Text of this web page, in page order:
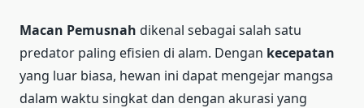
Macan Pemusnah dikenal sebagai salah satu
predator paling efisien di alam. Dengan kecepatan
yang luar biasa, hewan ini dapat mengejar mangsa
dalam waktu singkat dan dengan akurasi yang